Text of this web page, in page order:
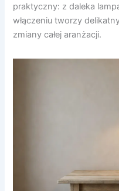
praktyczny: z daleka
włączeniu tworzy
zmiany całej aranżacji.